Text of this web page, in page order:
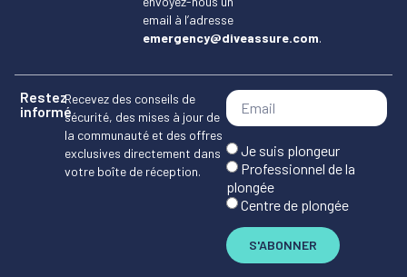
email à l’adresse
emergency@diveassure.com.
Restez
informé
Recevez des conseils de
sécurité, des mises à jour de
la communauté et des offres
exclusives directement dans
votre boîte de réception.
Je suis plongeur
Professionnel de la
plongée
Centre de plongée
S'ABONNER